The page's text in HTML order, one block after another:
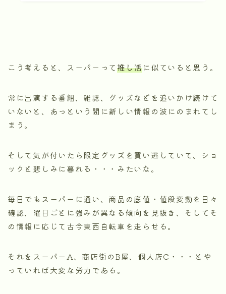
こう考えると、スーパーって推し活に似ていると思う。
常に出演する番組、雑誌、グッズなどを追いかけ続けて
いないと、あっという間に新しい情報の波にのまれてし
まう。
そして気が付いたら限定グッズを買い逃していて、ショ
ックと悲しみに暮れる・・・みたいな。
毎日でもスーパーに通い、商品の底値・値段変動を日々
確認、曜日ごとに強みが異なる傾向を見抜き、そしてそ
の情報に応じて古今東西自転車を走らせる。
それをスーパーA、商店街のB屋、個人店C・・・とや
っていれば大変な労力である。